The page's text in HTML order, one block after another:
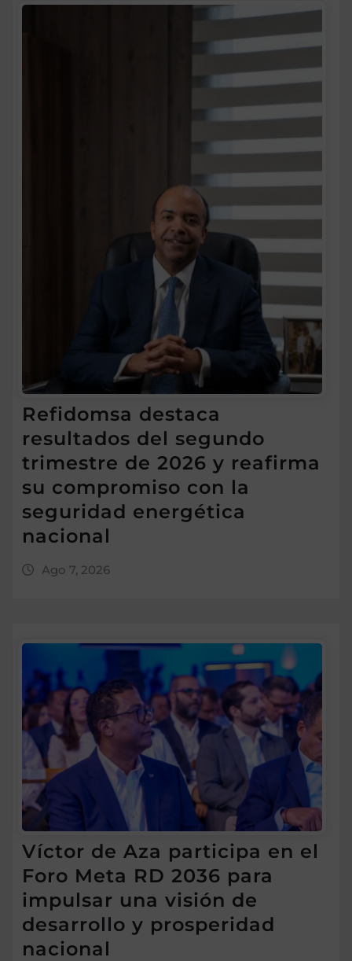
Refidomsa destaca
resultados del segundo
trimestre de 2026 y reafirma
su compromiso con la
seguridad energética
nacional
Ago 7, 2026
Víctor de Aza participa en el
Foro Meta RD 2036 para
impulsar una visión de
desarrollo y prosperidad
nacional